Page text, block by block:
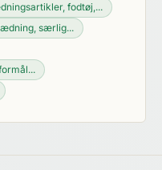
fodtøj,...
særlig...